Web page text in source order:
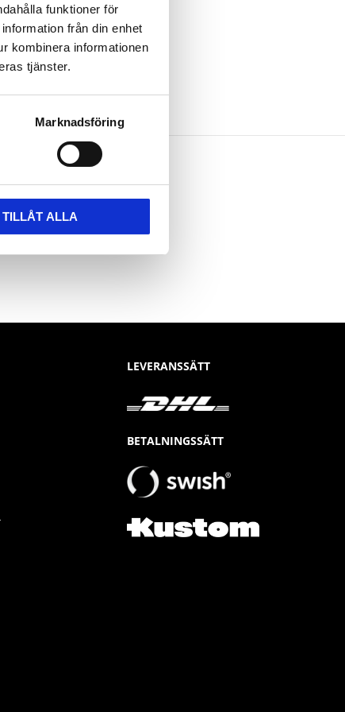
funktioner för
från din enhet
kombinera informationen
tjänster.
Marknadsföring
TILLÅT ALLA
LEVERANSSÄTT
BETALNINGSSÄTT